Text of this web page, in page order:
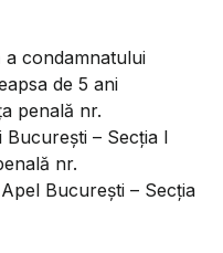
a condamnatului
de 5 ani
penală nr.
București – Secția I
nr.
București – Secția